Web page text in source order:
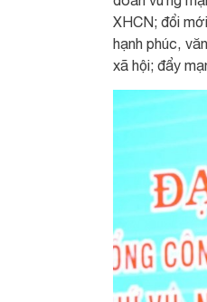
XHCN; đổi
hạnh phúc,
xã hội; đẩy